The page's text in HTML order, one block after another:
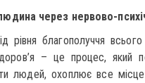
через нервово-
рівня благополуччя
– це процес, який
людей, охоплює все